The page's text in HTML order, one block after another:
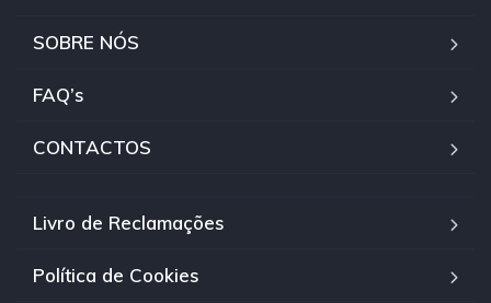
SOBRE NÓS
FAQ’s
CONTACTOS
Livro de Reclamações
Política de Cookies